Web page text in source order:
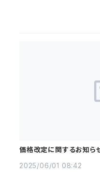
価格改定に関するお知ら
2025/06/01 08:42